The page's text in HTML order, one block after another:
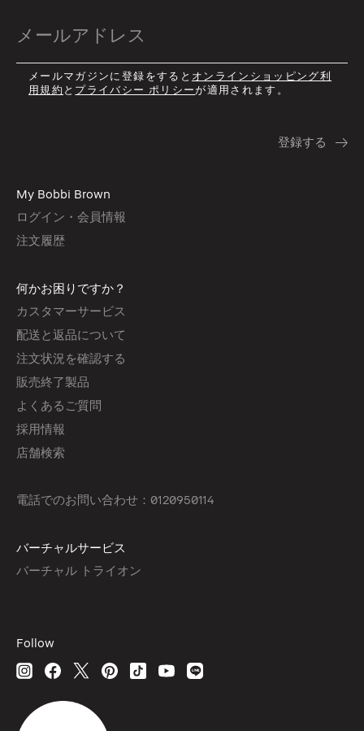
メールマガジンに登録をすると オンラインショッピング利
用規約 と プライバシー ポリシーが適用されます。
My Bobbi Brown
ログイン・会員情報
注文履歴
何かお困りですか？
カスタマーサービス
配送と返品について
注文状況を確認する
販売終了製品
よくあるご質問
採用情報
店舗検索
電話でのお問い合わせ：0120950114
バーチャルサービス
バーチャル トライオン
Follow